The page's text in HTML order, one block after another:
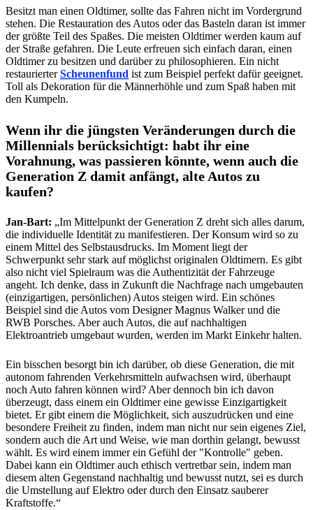
Besitzt man einen Oldtimer, sollte das Fahren nicht im Vordergrund
stehen. Die Restauration des Autos oder das Basteln daran ist immer
der größte Teil des Spaßes. Die meisten Oldtimer werden kaum auf
der Straße gefahren. Die Leute erfreuen sich einfach daran, einen
Oldtimer zu besitzen und darüber zu philosophieren. Ein nicht
restaurierterScheunenfund ist zum Beispiel perfekt dafür geeignet.
Toll als Dekoration für die Männerhöhle und zum Spaß haben mit
den Kumpeln.
Wenn ihr die jüngsten Veränderungen durch die
Millennials berücksichtigt: habt ihr eine
Vorahnung, was passieren könnte, wenn auch die
Generation Z damit anfängt, alte Autos zu
kaufen?
Jan-Bart: „Im Mittelpunkt der Generation Z dreht sich alles darum,
die individuelle Identität zu manifestieren. Der Konsum wird so zu
einem Mittel des Selbstausdrucks. Im Moment liegt der
Schwerpunkt sehr stark auf möglichst originalen Oldtimern. Es gibt
also nicht viel Spielraum was die Authentizität der Fahrzeuge
angeht. Ich denke, dass in Zukunft die Nachfrage nach umgebauten
(einzigartigen, persönlichen) Autos steigen wird. Ein schönes
Beispiel sind die Autos vom Designer Magnus Walker und die
RWB Porsches. Aber auch Autos, die auf nachhaltigen
Elektroantrieb umgebaut wurden, werden im Markt Einkehr halten.
Ein bisschen besorgt bin ich darüber, ob diese Generation, die mit
autonom fahrenden Verkehrsmitteln aufwachsen wird, überhaupt
noch Auto fahren können wird? Aber dennoch bin ich davon
überzeugt, dass einem ein Oldtimer eine gewisse Einzigartigkeit
bietet. Er gibt einem die Möglichkeit, sich auszudrücken und eine
besondere Freiheit zu finden, indem man nicht nur sein eigenes Ziel,
sondern auch die Art und Weise, wie man dorthin gelangt, bewusst
wählt. Es wird einem immer ein Gefühl der "Kontrolle" geben.
Dabei kann ein Oldtimer auch ethisch vertretbar sein, indem man
diesem alten Gegenstand nachhaltig und bewusst nutzt, sei es durch
die Umstellung auf Elektro oder durch den Einsatz sauberer
Kraftstoffe.“